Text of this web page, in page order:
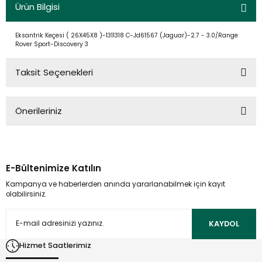
Ürün Bilgisi
Eksantrik Keçesi ( 26X45X8 )-1311318 C-Jd61567 (Jaguar)-2.7 - 3.0/Range
Rover Sport-Discovery 3
Taksit Seçenekleri
Önerileriniz
kullanarak tarafımıza iletebilirsiniz.
Görüş ve önerileriniz için teşekkür ederiz.
Ürün açıklamasında eksik bilgiler bulunuyor.
E-Bültenimize Katılın
Kampanya ve haberlerden anında yararlanabilmek için kayıt
olabilirsiniz.
KAYDOL
Hizmet Saatlerimiz